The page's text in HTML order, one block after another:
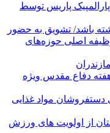
و ۳ سهمیه پارالمپیک پاریس توسط
باشد/ تشویق به حضور
اصلی حوزه‌های
برنامه هفته دفاع مقدس ویژه
مواد غذایی
از اولویت های ورزش